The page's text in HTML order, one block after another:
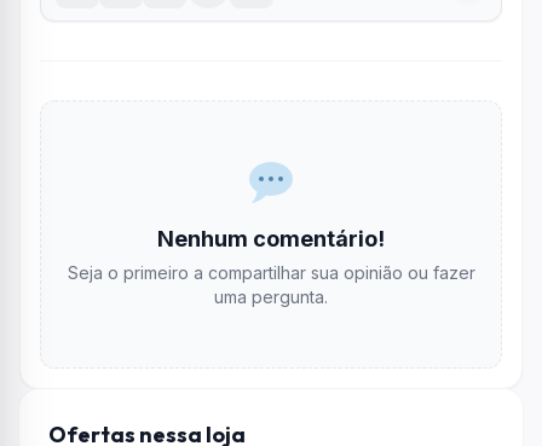
Nenhum comentário!
Seja o primeiro a compartilhar sua opinião ou fazer
uma pergunta.
Ofertas nessa loja